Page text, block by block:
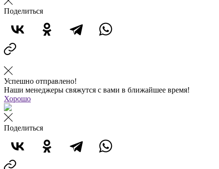
Поделиться
Успешно отправлено!
Наши менеджеры свяжутся с вами в ближайшее время!
Хорошо
Поделиться